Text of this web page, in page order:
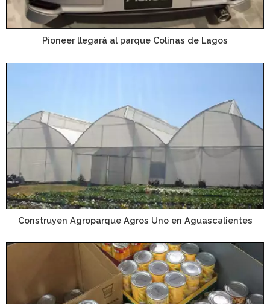
Pioneer llegará al parque Colinas de Lagos
Construyen Agroparque Agros Uno en Aguascalientes